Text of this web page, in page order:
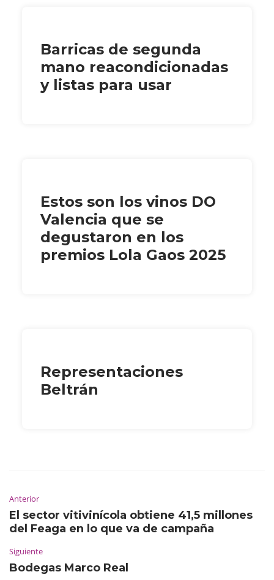
Barricas de segunda
mano reacondicionadas
y listas para usar
Estos son los vinos DO
Valencia que se
degustaron en los
premios Lola Gaos 2025
Representaciones
Beltrán
Anterior
El sector vitivinícola obtiene 41,5 millones
del Feaga en lo que va de campaña
Siguiente
Bodegas Marco Real